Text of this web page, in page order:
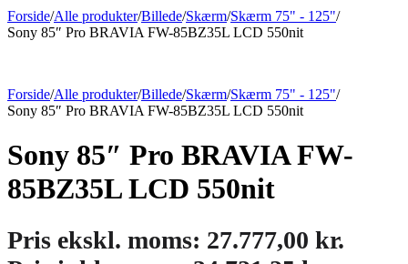
Forside/Alle produkter/Billede/Skærm/Skærm 75" - 125"/
Sony 85″ Pro BRAVIA FW-85BZ35L LCD 550nit
Forside/Alle produkter/Billede/Skærm/Skærm 75" - 125"/
Sony 85″ Pro BRAVIA FW-85BZ35L LCD 550nit
Sony 85″ Pro BRAVIA FW-
85BZ35L LCD 550nit
Pris ekskl. moms: 27.777,00 kr.